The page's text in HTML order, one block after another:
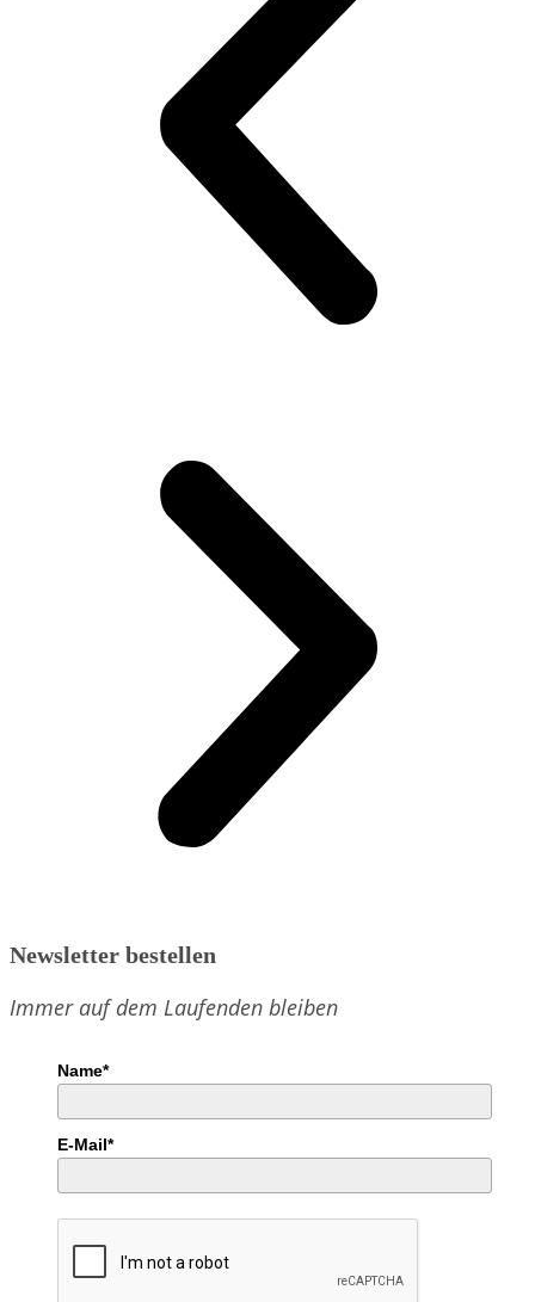
Newsletter bestellen
Immer auf dem Laufenden bleiben
Name*
E-Mail*